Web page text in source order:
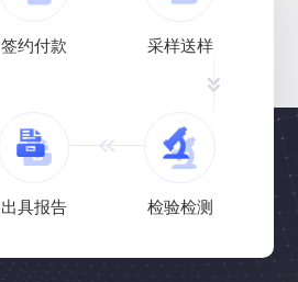
签约付款 采样送样
出具报告 检验检测